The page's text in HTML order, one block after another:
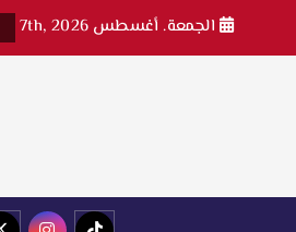
الجمعة. أغسطس 7th, 2026